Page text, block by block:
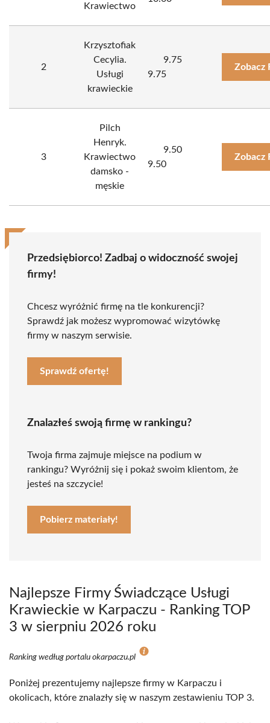
Krawiectwo
2
Krzysztofiak
Cecylia.
Usługi
krawieckie
9.75
9.75
Zobacz
3
Pilch
Henryk.
Krawiectwo
damsko -
męskie
9.50
9.50
Zobacz
Przedsiębiorco! Zadbaj o widoczność swojej
firmy!
Chcesz wyróżnić firmę na tle konkurencji?
Sprawdź jak możesz wypromować wizytówkę
firmy w naszym serwisie.
Sprawdź ofertę!
Znalazłeś swoją firmę w rankingu?
Twoja firma zajmuje miejsce na podium w
rankingu? Wyróżnij się i pokaż swoim klientom, że
jesteś na szczycie!
Pobierz materiały!
Najlepsze Firmy Świadczące Usługi
Krawieckie w Karpaczu - Ranking TOP
3 w sierpniu 2026 roku
Ranking według portalu okarpaczu.pl
Poniżej prezentujemy najlepsze firmy w Karpaczu i
okolicach, które znalazły się w naszym zestawieniu TOP 3.